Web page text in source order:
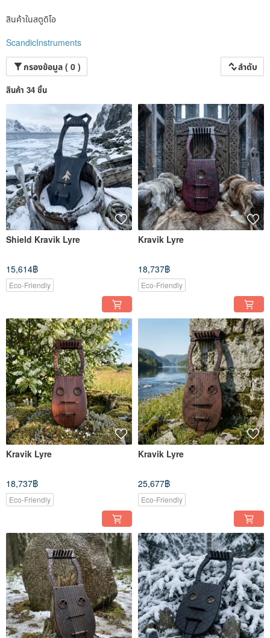
สินค้าในสตูดิโอ
ScandicInstruments
กรองข้อมูล ( 0 )
ลำดับ
สินค้า 34 ชิ้น
Shield Kravik Lyre
15,614฿
Eco-Friendly
Kravik Lyre
18,737฿
Eco-Friendly
Kravik Lyre
18,737฿
Eco-Friendly
Kravik Lyre
25,677฿
Eco-Friendly